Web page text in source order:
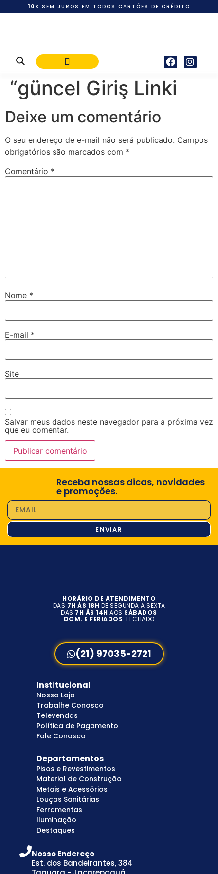
10X SEM JUROS EM TODOS CARTÕES DE CRÉDITO
“güncel Giriş Linki
Deixe um comentário
O seu endereço de e-mail não será publicado. Campos
obrigatórios são marcados com *
Comentário *
Nome *
E-mail *
Site
Salvar meus dados neste navegador para a próxima vez
que eu comentar.
Receba nossas dicas, novidades
e promoções.
ENVIAR
HORÁRIO DE ATENDIMENTO
DAS 7H ÀS 18H DE SEGUNDA A SEXTA
DAS 7H ÀS 14H AOS SÁBADOS
DOM. E FERIADOS: FECHADO
(21) 97035-2721
Institucional
Nossa Loja
Trabalhe Conosco
Televendas
Política de Pagamento
Fale Conosco
Departamentos
Pisos e Revestimentos
Material de Construção
Metais e Acessórios
Louças Sanitárias
Ferramentas
Iluminação
Destaques
Nosso Endereço
Est. dos Bandeirantes, 384